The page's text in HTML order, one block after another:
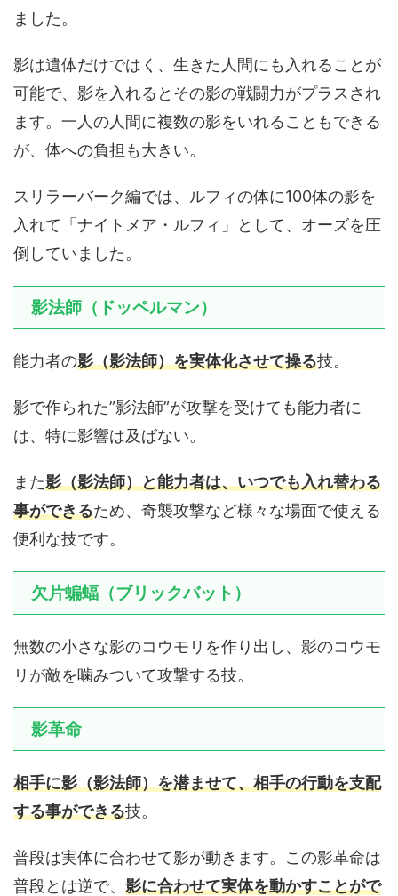
ました。
影は遺体だけではく、生きた人間にも入れることが
可能で、影を入れるとその影の戦闘力がプラスされ
ます。一人の人間に複数の影をいれることもできる
が、体への負担も大きい。
スリラーバーク編では、ルフィの体に100体の影を
入れて「ナイトメア・ルフィ」として、オーズを圧
倒していました。
影法師（ドッペルマン）
能力者の影（影法師）を実体化させて操る技。
影で作られた”影法師”が攻撃を受けても能力者に
は、特に影響は及ばない。
また影（影法師）と能力者は、いつでも入れ替わる
事ができるため、奇襲攻撃など様々な場面で使える
便利な技です。
欠片蝙蝠（ブリックバット）
無数の小さな影のコウモリを作り出し、影のコウモ
リが敵を噛みついて攻撃する技。
影革命
相手に影（影法師）を潜ませて、相手の行動を支配
する事ができる技。
普段は実体に合わせて影が動きます。この影革命は
普段とは逆で、 影に合わせて実体を動かすことがで